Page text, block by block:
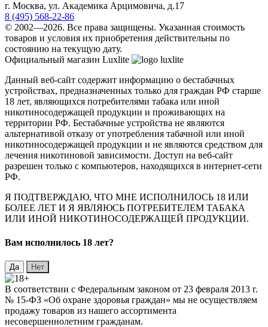
г. Москва, ул. Академика Арцимовича, д.17
8 (495) 568-22-86
© 2002—2026. Все права защищены. Указанная стоимость
товаров и условия их приобретения действительны по
состоянию на текущую дату.
Официальный магазин Luxlite
Данный веб-сайт содержит информацию о бестабачных
устройствах, предназначенных только для граждан РФ старше
18 лет, являющихся потребителями табака или иной
никотиносодержащей продукции и проживающих на
территории РФ. Бестабачные устройства не являются
альтернативой отказу от употребления табачной или иной
никотиносодержащей продукции и не являются средством для
лечения никотиновой зависимости. Доступ на веб-сайт
разрешен только с компьютеров, находящихся в интернет-сети
РФ.
Я ПОДТВЕРЖДАЮ, ЧТО МНЕ ИСПОЛНИЛОСЬ 18 ИЛИ
БОЛЕЕ ЛЕТ И Я ЯВЛЯЮСЬ ПОТРЕБИТЕЛЕМ ТАБАКА
ИЛИ ИНОЙ НИКОТИНОСОДЕРЖАЩЕЙ ПРОДУКЦИИ.
Вaм исполнилось 18 лет?
В соответствии с Федеральным законом от 23 февраля 2013 г.
№ 15-ФЗ «Об охране здоровья граждан» мы не осуществляем
продажу товаров из нашего ассортимента
несовершеннолетним гражданам.